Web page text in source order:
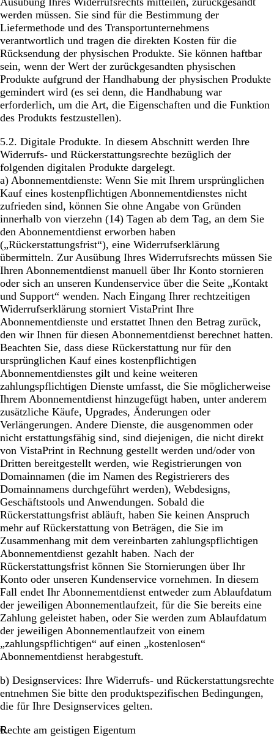
werden müssen. Sie sind für die Bestimmung der
Liefermethode und des Transportunternehmens
verantwortlich und tragen die direkten Kosten für die
Rücksendung der physischen Produkte. Sie können haftbar
sein, wenn der Wert der zurückgesandten physischen
Produkte aufgrund der Handhabung der physischen Produkte
gemindert wird (es sei denn, die Handhabung war
erforderlich, um die Art, die Eigenschaften und die Funktion
des Produkts festzustellen).
5.2. Digitale Produkte. In diesem Abschnitt werden Ihre
Widerrufs- und Rückerstattungsrechte bezüglich der
folgenden digitalen Produkte dargelegt.
a) Abonnementdienste: Wenn Sie mit Ihrem ursprünglichen
Kauf eines kostenpflichtigen Abonnementdienstes nicht
zufrieden sind, können Sie ohne Angabe von Gründen
innerhalb von vierzehn (14) Tagen ab dem Tag, an dem Sie
den Abonnementdienst erworben haben
(„Rückerstattungsfrist“), eine Widerrufserklärung
übermitteln. Zur Ausübung Ihres Widerrufsrechts müssen Sie
Ihren Abonnementdienst manuell über Ihr Konto stornieren
oder sich an unseren Kundenservice über die Seite „Kontakt
und Support“ wenden. Nach Eingang Ihrer rechtzeitigen
Widerrufserklärung storniert VistaPrint Ihre
Abonnementdienste und erstattet Ihnen den Betrag zurück,
den wir Ihnen für diesen Abonnementdienst berechnet hatten.
Beachten Sie, dass diese Rückerstattung nur für den
ursprünglichen Kauf eines kostenpflichtigen
Abonnementdienstes gilt und keine weiteren
zahlungspflichtigen Dienste umfasst, die Sie möglicherweise
Ihrem Abonnementdienst hinzugefügt haben, unter anderem
zusätzliche Käufe, Upgrades, Änderungen oder
Verlängerungen. Andere Dienste, die ausgenommen oder
nicht erstattungsfähig sind, sind diejenigen, die nicht direkt
von VistaPrint in Rechnung gestellt werden und/oder von
Dritten bereitgestellt werden, wie Registrierungen von
Domainnamen (die im Namen des Registrierers des
Domainnamens durchgeführt werden), Webdesigns,
Geschäftstools und Anwendungen. Sobald die
Rückerstattungsfrist abläuft, haben Sie keinen Anspruch
mehr auf Rückerstattung von Beträgen, die Sie im
Zusammenhang mit dem vereinbarten zahlungspflichtigen
Abonnementdienst gezahlt haben. Nach der
Rückerstattungsfrist können Sie Stornierungen über Ihr
Konto oder unseren Kundenservice vornehmen. In diesem
Fall endet Ihr Abonnementdienst entweder zum Ablaufdatum
der jeweiligen Abonnementlaufzeit, für die Sie bereits eine
Zahlung geleistet haben, oder Sie werden zum Ablaufdatum
der jeweiligen Abonnementlaufzeit von einem
„zahlungspflichtigen“ auf einen „kostenlosen“
Abonnementdienst herabgestuft.
b) Designservices: Ihre Widerrufs- und Rückerstattungsrechte
entnehmen Sie bitte den produktspezifischen Bedingungen,
die für Ihre De­sign­ser­vices gelten.
Rechte am geistigen Eigentum